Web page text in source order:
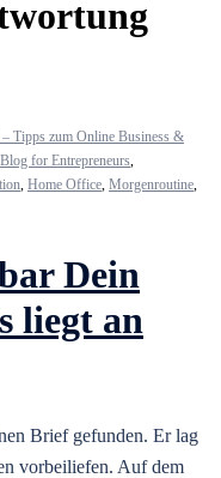
Tipps zum Online Business &
for Entrepreneurs,
, Home Office, Morgenroutine,
Dein
liegt an
Brief gefunden. Er lag
vorbeiliefen. Auf dem